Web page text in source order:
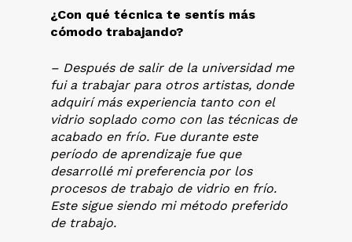
¿Con qué técnica te sentís más
cómodo trabajando?
– Después de salir de la universidad me
fui a trabajar para otros artistas, donde
adquirí más experiencia tanto con el
vidrio soplado como con las técnicas de
acabado en frío. Fue durante este
período de aprendizaje fue que
desarrollé mi preferencia por los
procesos de trabajo de vidrio en frío.
Este sigue siendo mi método preferido
de trabajo.